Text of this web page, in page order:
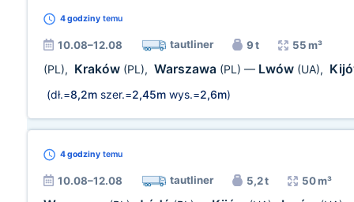
4 godziny temu
10.08–12.08 tautliner 9 t 55 m³
(PL), Kraków (PL), Warszawa (PL) — Lwów (UA),
(dł.=8,2m szer.=2,45m wys.=2,6m)
4 godziny temu
10.08–12.08 tautliner 5,2 t 50 m³